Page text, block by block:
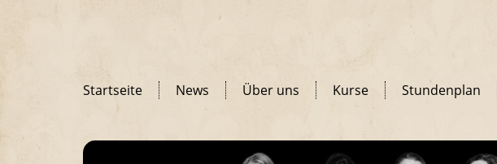
Startseite News Über uns Kurse Stundenplan